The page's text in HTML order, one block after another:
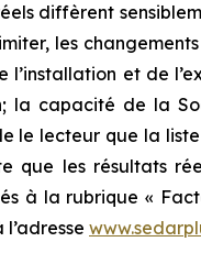
diffèrent
les
et de
la capacité de la
le lecteur que la
que les résultats
à la rubrique «